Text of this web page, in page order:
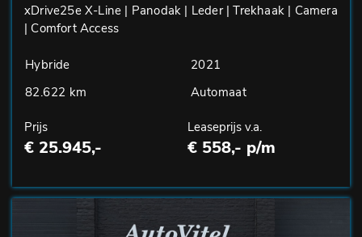
xDrive25e X-Line | Panodak | Leder | Trekhaak | Camera
| Comfort Access
Hybride
2021
82.622 km
Automaat
Prijs
€ 25.945,-
Leaseprijs v.a.
€ 558,- p/m